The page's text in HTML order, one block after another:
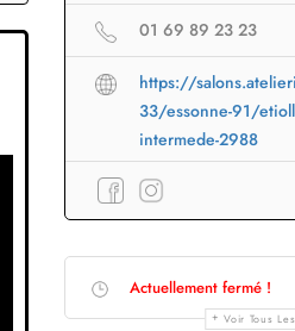
emporter en voyage
Profiterà -50%
01 69 89 23 23
https://
33/essonne-91/
intermede-2988
Actuellement fermé !
Voir Tous